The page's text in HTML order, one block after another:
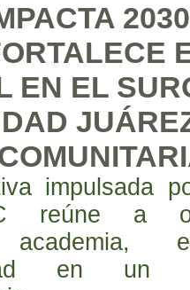
2030
EN EL
impulsada
reúne a
academia,
en un